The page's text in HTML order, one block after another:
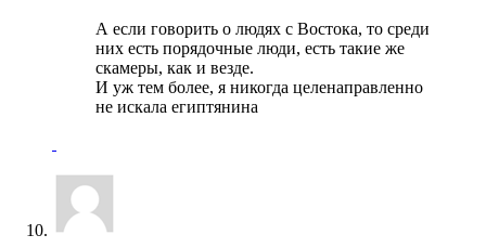
А если говорить о людях с Востока, то среди
них есть порядочные люди, есть такие же
скамеры, как и везде.
И уж тем более, я никогда целенаправленно
не искала египтянина